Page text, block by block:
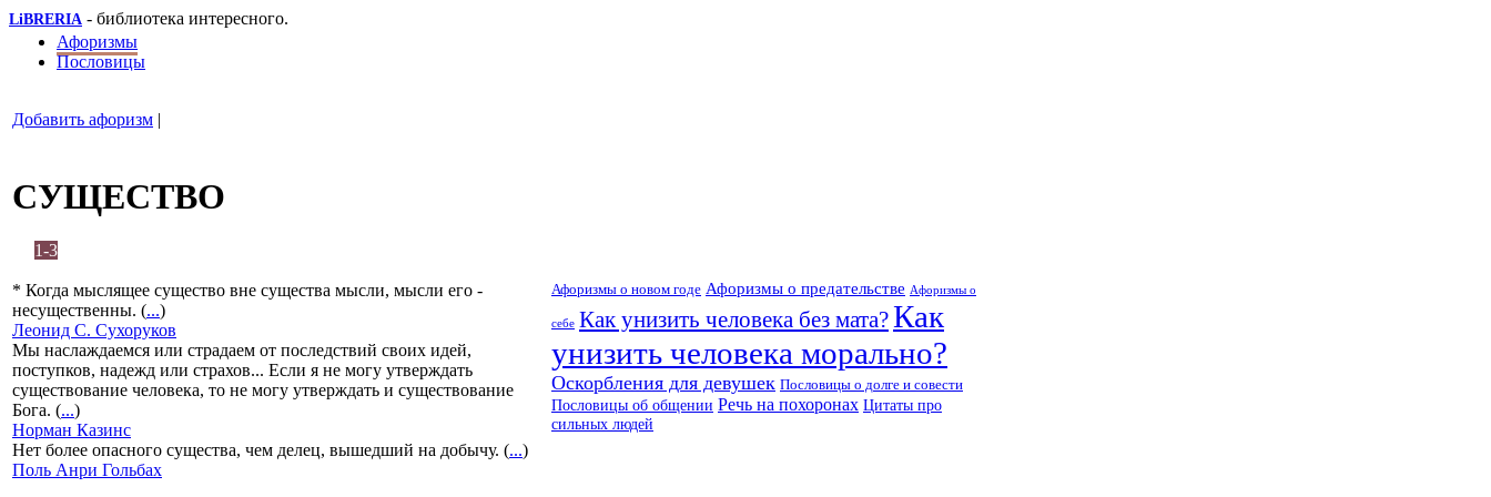
LiBRERIA - библиотека интересного.
Афоризмы
Пословицы
Добавить афоризм |
СУЩЕСТВО
1-3
* Когда мыслящее существо вне существа мысли, мысли его -
несущественны. (...)
Леонид С. Сухоруков
Мы наслаждаемся или страдаем от последствий своих идей,
поступков, надежд или страхов... Если я не могу утверждать
существование человека, то не могу утверждать и существование
Бога. (...)
Норман Казинс
Нет более опасного существа, чем делец, вышедший на добычу. (...)
Поль Анри Гольбах
Афоризмы о новом годе Афоризмы о предательстве Афоризмы о
себе Как унизить человека без мата?Как
унизить человека морально?
Оскорбления для девушек Пословицы о долге и совести
Пословицы об общении Речь на похоронах Цитаты про
сильных людей